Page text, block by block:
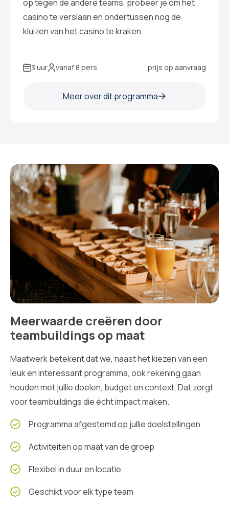
op tegen de andere teams, probeer je om het
casino te verslaan en ondertussen nog de
kluizen van het casino te kraken.
3 uur vanaf 8 pers prijs op aanvraag
Meer over dit programma
Meerwaarde creëren door
teambuildings op maat
Maatwerk betekent dat we, naast het kiezen van een
leuk en interessant programma, ook rekening gaan
houden met jullie doelen, budget en context. Dat zorgt
voor teambuildings die écht impact maken.
Programma afgestemd op jullie doelstellingen
Activiteiten op maat van de groep
Flexibel in duur en locatie
Geschikt voor elk type team